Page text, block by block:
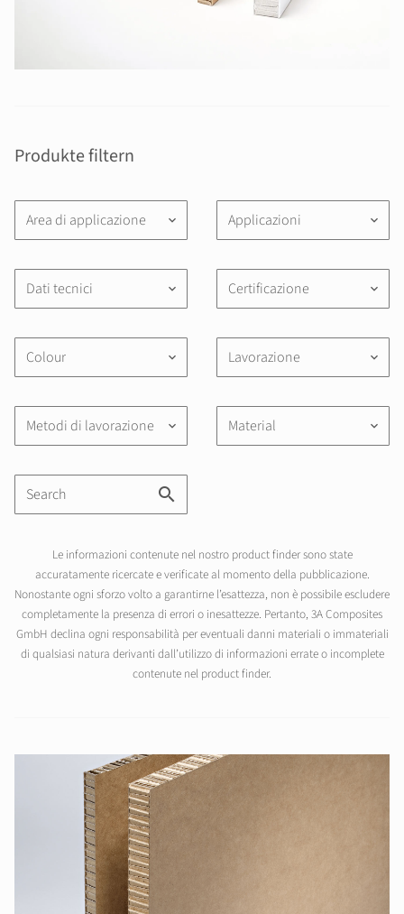
Produkte filtern
Area di applicazione keyboard_arrow_down Applicazioni keyboard_arrow_down
Dati tecnici keyboard_arrow_down Certificazione keyboard_arrow_down
Colour keyboard_arrow_down Lavorazione keyboard_arrow_down
Metodi di lavorazione keyboard_arrow_down Material keyboard_arrow_down
Le informazioni contenute nel nostro product finder sono state
accuratamente ricercate e verificate al momento della pubblicazione.
Nonostante ogni sforzo volto a garantirne l’esattezza, non è possibile escludere
completamente la presenza di errori o inesattezze. Pertanto, 3A Composites
GmbH declina ogni responsabilità per eventuali danni materiali o immateriali
di qualsiasi natura derivanti dall’utilizzo di informazioni errate o incomplete
contenute nel product finder.